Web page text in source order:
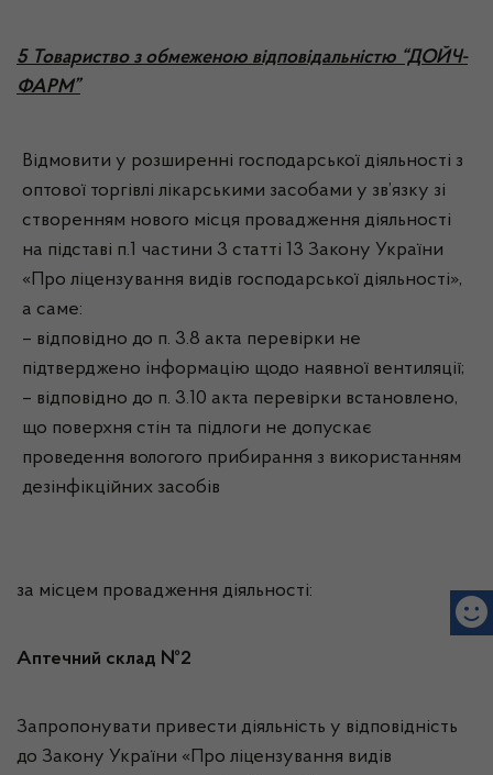
5 Товариство з обмеженою відповідальністю “ДОЙЧ-
ФАРМ”
Відмовити у розширенні господарської діяльності з
оптової торгівлі лікарськими засобами у зв’язку зі
створенням нового місця провадження діяльності
на підставі п.1 частини 3 статті 13 Закону України
«Про ліцензування видів господарської діяльності»,
а саме:
– відповідно до п. 3.8 акта перевірки не
підтверджено інформацію щодо наявної вентиляції;
– відповідно до п. 3.10 акта перевірки встановлено,
що поверхня стін та підлоги не допускає
проведення вологого прибирання з використанням
дезінфікційних засобів
за місцем провадження діяльності:
Аптечний склад №2
Запропонувати привести діяльність у відповідність
до Закону України «Про ліцензування видів